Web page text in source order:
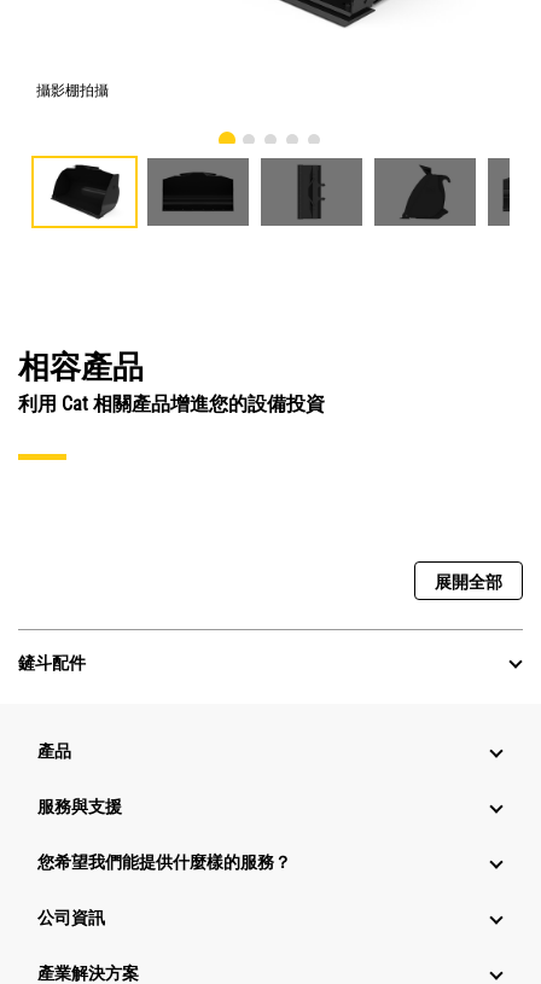
攝影棚拍攝
相容產品
利用 Cat 相關產品增進您的設備投資
展開全部
鏟斗配件
產品
服務與支援
您希望我們能提供什麼樣的服務？
公司資訊
產業解決方案